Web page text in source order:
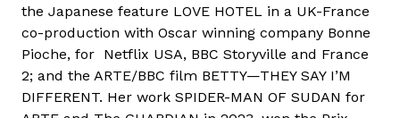
a
r
t
a
l
the Japanese feature LOVE HOTEL in a UK-France
co-production with Oscar winning company Bonne
Pioche, for Netflix USA, BBC Storyville and France
2; and the ARTE/BBC film BETTY—THEY SAY I’M
DIFFERENT. Her work SPIDER-MAN OF SUDAN for